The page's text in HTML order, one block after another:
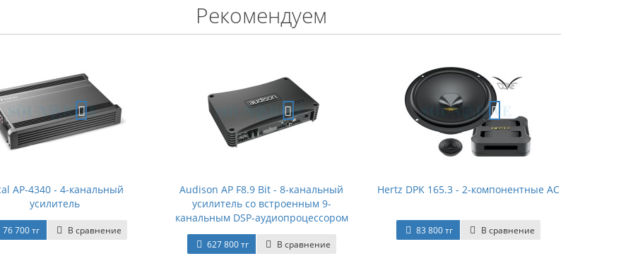
Рекомендуем
AP-4340 - 4-канальный
усилитель
76 700 тг В сравнение
Audison AP F8.9 Bit - 8-канальный
усилитель со встроенным 9-
канальным DSP-аудиопроцессором
627 800 тг В сравнение
Hertz DPK 165.3 - 2-компонентные АС
83 800 тг В сравнение